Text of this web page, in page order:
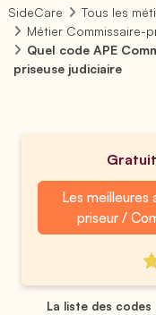
SideCare
Tous les
Métier Commissaire-
Quel code APE
priseuse judiciaire
Les meilleures
priseur /
La liste des codes